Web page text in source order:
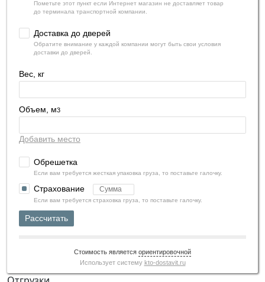
Пометьте этот пункт если Интернет магазин не доставляет товар
до терминала транспортной компании.
Доставка до дверей
Обратите внимание у каждой компании могут быть свои условия
доставки до дверей.
Вес, кг
Объем, м3
Добавить место
Обрешетка
Если вам требуется жесткая упаковка груза, то поставьте галочку.
Страхование
Если вам требуется страховка груза, то поставьте галочку.
Рассчитать
Стоимость является ориентировочной
Использует систему kto-dostavit.ru